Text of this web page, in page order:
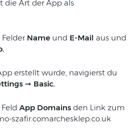
die Art der App als
Name und E-Mail aus und
erstellt wurde, navigierst du
➞ Basic.
App Domains den Link zum
szafir.comarchesklep.co.uk